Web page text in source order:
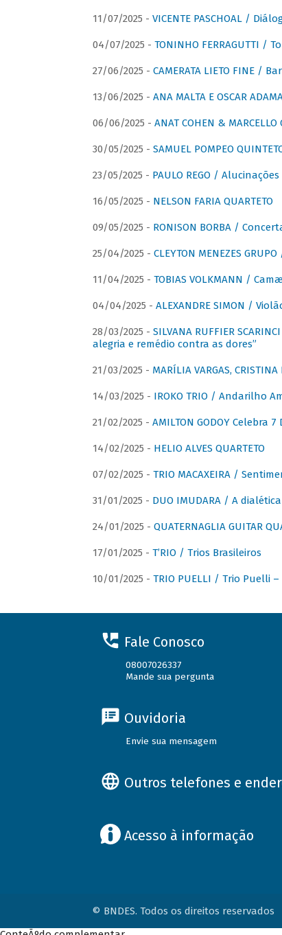
11/07/2025 - VICENTE PASCHOAL /
04/07/2025 - TONINHO FERRAGUTTI /
27/06/2025 - CAMERATA LIETO FINE /
13/06/2025 - ANA MALTA E OSCAR
06/06/2025 - ANAT COHEN &
30/05/2025 - SAMUEL POMPEO
23/05/2025 - PAULO REGO /
16/05/2025 - NELSON FARIA QUARTETO
09/05/2025 - RONISON BORBA /
25/04/2025 - CLEYTON MENEZES
11/04/2025 - TOBIAS VOLKMANN /
04/04/2025 - ALEXANDRE SIMON /
28/03/2025 - SILVANA RUFFIER
alegria e remédio contra as dores”
21/03/2025 - MARÍLIA VARGAS,
14/03/2025 - IROKO TRIO / Andarilho
21/02/2025 - AMILTON GODOY Celebra
14/02/2025 - HELIO ALVES QUARTETO
07/02/2025 - TRIO MACAXEIRA /
31/01/2025 - DUO IMUDARA / A
24/01/2025 - QUATERNAGLIA GUITAR
17/01/2025 - T’RIO / Trios Brasileiros
10/01/2025 - TRIO PUELLI / Trio Puelli –
Fale Conosco
08007026337
Mande sua pergunta
Ouvidoria
Envie sua mensagem
Outros telefones e
Acesso à informação
© BNDES. Todos os direitos reservados